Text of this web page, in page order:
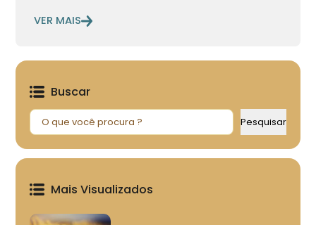
VER MAIS
Buscar
Pesquisar Pesquisar
Mais Visualizados